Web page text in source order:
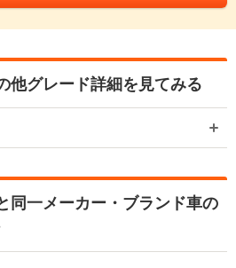
他グレード詳細を見てみる
同一メーカー・ブランド車の